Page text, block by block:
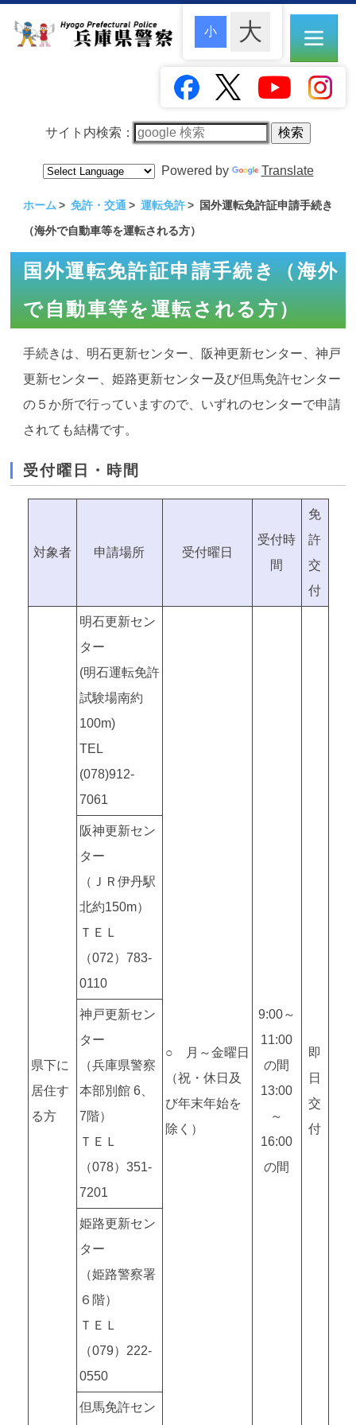
サイト内検索：
Powered by Translate
ホーム 免許・交通 運転免許
国外運転免許証申請手続き
（海外で自動車等を運転される方）
国外運転免許証申請手続き（海外
で自動車等を運転される方）
手続きは、明石更新センター、阪神更新センター、神戸
更新センター、姫路更新センター及び但馬免許センター
の５か所で行っていますので、いずれのセンターで申請
されても結構です。
受付曜日・時間
対象者 申請場所 受付曜日
受付時
間
免
許
交
付
県下に
居住す
る方
明石更新セン
ター
(明石運転免許
試験場南約
100m)
TEL
(078)912-
7061
○ 月～金曜日
（祝・休日及
び年末年始を
除く）
9:00～
11:00
の間
13:00
～
16:00
の間
即
日
交
付
阪神更新セン
ター
（ＪＲ伊丹駅
北約150m）
ＴＥＬ
（072）783-
0110
神戸更新セン
ター
（兵庫県警察
本部別館 6、
7階）
ＴＥＬ
（078）351-
7201
姫路更新セン
ター
（姫路警察署
６階）
ＴＥＬ
（079）222-
0550
但馬免許セン